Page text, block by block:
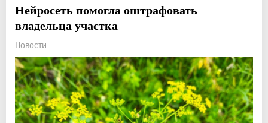
Нейросеть помогла оштрафовать
владельца участка
Новости